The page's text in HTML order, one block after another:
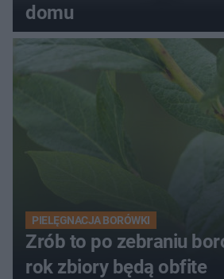
domu
PIELĘGNACJA BORÓWKI
Zrób to po zebraniu
rok zbiory będą obfite